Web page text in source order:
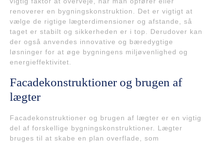
renoverer en bygningskonstruktion. Det er vigtigt at
vælge de rigtige lægterdimensioner og afstande, så
taget er stabilt og sikkerheden er i top. Derudover kan
der også anvendes innovative og bæredygtige
løsninger for at øge bygningens miljøvenlighed og
energieffektivitet.
Facadekonstruktioner og brugen af
lægter
Facadekonstruktioner og brugen af lægter er en vigtig
del af forskellige bygningskonstruktioner. Lægter
bruges til at skabe en plan overflade, som